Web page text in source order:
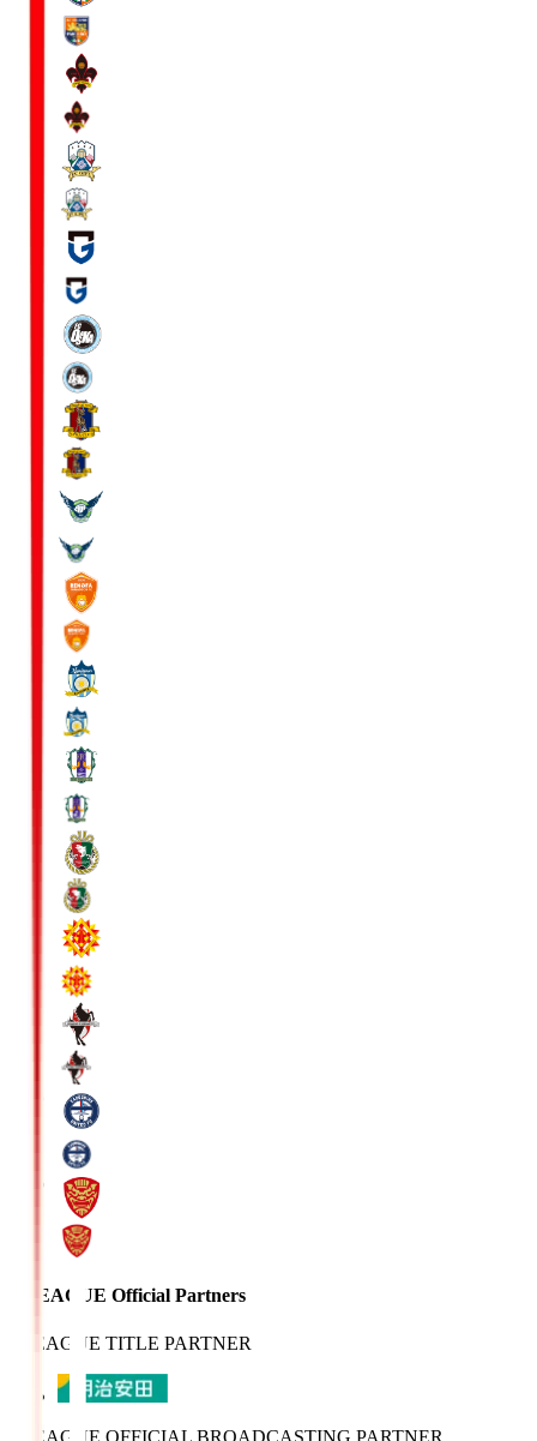
J.LEAGUE Official Partners
J.LEAGUE TITLE PARTNER
J.LEAGUE OFFICIAL BROADCASTING PARTNER